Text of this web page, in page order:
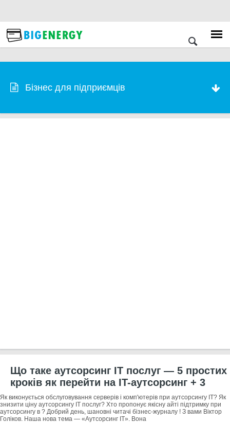
Бізнес для підприємців
Що таке аутсорсинг ІТ послуг — 5 простих
кроків як перейти на IT-аутсорсинг + 3
корисних ради як заощадити на послуги
Як виконується обслуговування серверів і комп'ютерів при аутсорсингу IT? Як
знизити ціну аутсорсингу ІТ послуг? Хто пропонує якісну айті підтримку при
аутсорсингу в ? Добрий день, шановні читачі бізнес-журналу ! З вами Віктор
Голіков. Наша нова тема — «Аутсорсинг IT». Вона